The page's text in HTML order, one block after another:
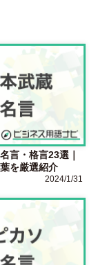
言・格言23選｜
を厳選紹介
2024/1/31